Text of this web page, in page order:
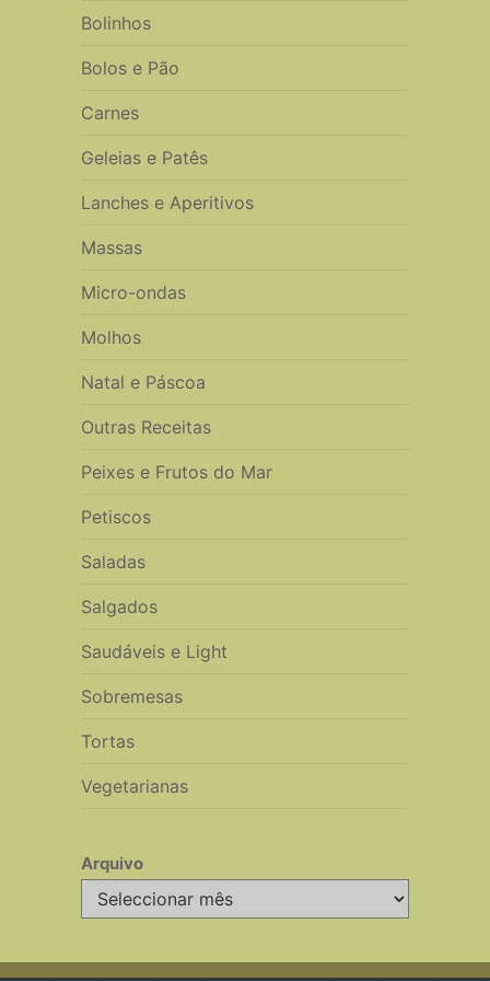
Bolinhos
Bolos e Pão
Carnes
Geleias e Patês
Lanches e Aperitivos
Massas
Micro-ondas
Molhos
Natal e Páscoa
Outras Receitas
Peixes e Frutos do Mar
Petiscos
Saladas
Salgados
Saudáveis e Light
Sobremesas
Tortas
Vegetarianas
Arquivo
Arquivo